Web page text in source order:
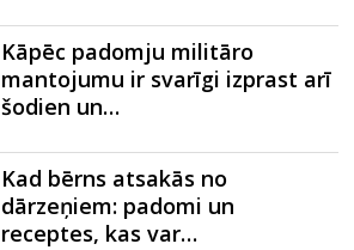
Kāpēc padomju militāro
mantojumu ir svarīgi izprast arī
šodien un…
Kad bērns atsakās no
dārzeņiem: padomi un
receptes, kas var…